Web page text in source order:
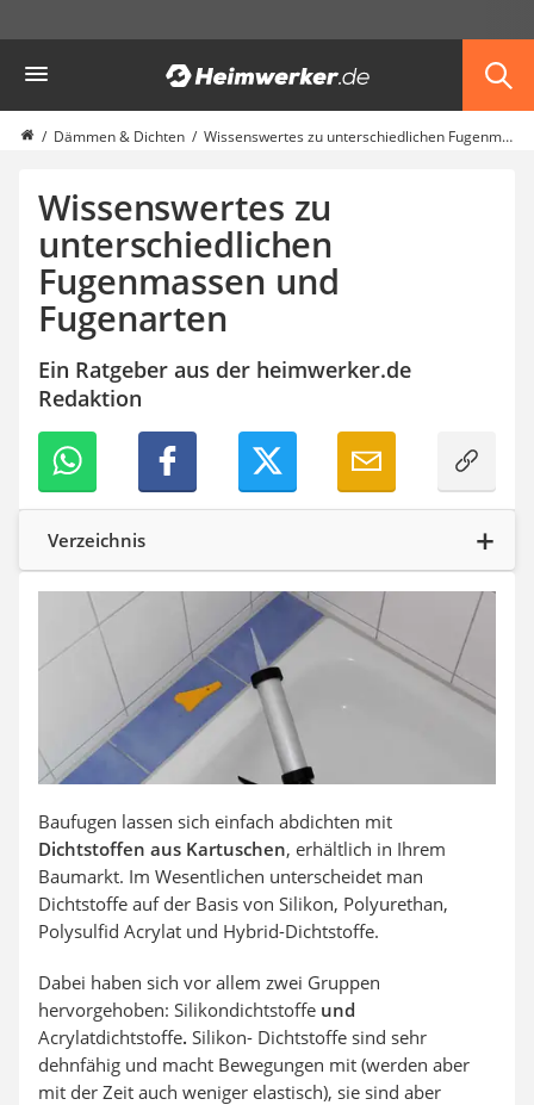
Haus & Bau
Außenleuchte mit Kamera
Ozongenerator
Smart-Home-Rauchmelder
Schlüsseltresor
Überwachungskameras außen
Regendusche
Reizstromgerät
Infrarot-Thermometer
Heizkissen
Digitale Zeitschaltuhr
Paketbriefkasten
Fensterkontaktschalter
Hygrometer
LED-Baustrahler
Aluleiter
Tiefengrund
LED-Beamer
Video-Türsprechanlage
Dämmen & Dichten Wissenswertes zu unterschiedlichen Fugenmassen und Fugenarten
Wissenswertes zu
unterschiedlichen
Fugenmassen und
Fugenarten
Ein Ratgeber aus der heimwerker.de
Redaktion
Verzeichnis
Baufugen lassen sich einfach abdichten mit
Dichtstoffen aus Kartuschen, erhältlich in Ihrem
Baumarkt. Im Wesentlichen unterscheidet man
Dichtstoffe auf der Basis von Silikon, Polyurethan,
Polysulfid Acrylat und Hybrid-Dichtstoffe.
Dabei haben sich vor allem zwei Gruppen
hervorgehoben: Silikondichtstoffe und
Acrylatdichtstoffe. Silikon- Dichtstoffe sind sehr
dehnfähig und macht Bewegungen mit (werden aber
mit der Zeit auch weniger elastisch), sie sind aber